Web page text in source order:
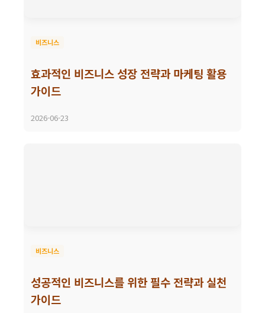
비즈니스
효과적인 비즈니스 성장 전략과 마케팅 활용
가이드
2026-06-23
비즈니스
성공적인 비즈니스를 위한 필수 전략과 실천
가이드